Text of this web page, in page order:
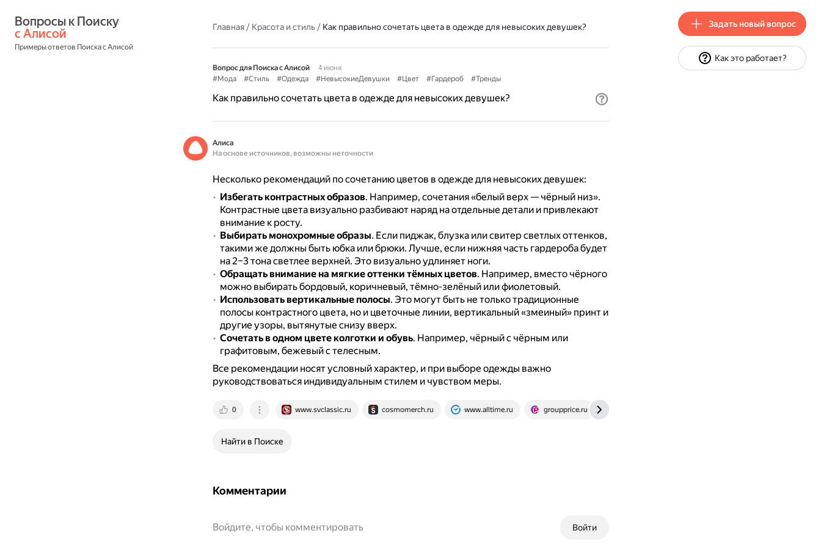
с Алисой
Примеры ответов Поиска с Алисой
Главная/ Красота и стиль/ Как правильно сочетать цвета в одежде для невысоких девушек?
Вопрос для Поиска с Алисой
4 июня
#Мода
#Стиль #Одежда #НевысокиеДевушки #Цвет #Гардероб #Тренды
Как правильно сочетать цвета в одежде для невысоких девушек?
Алиса
На основе источников, возможны неточности
Несколько рекомендаций по сочетанию цветов в одежде для невысоких девушек:
Избегать контрастных образов. Например, сочетания «белый верх — чёрный низ».
Контрастные цвета визуально разбивают наряд на отдельные детали и привлекают
внимание к росту.
Выбирать монохромные образы. Если пиджак, блузка или свитер светлых оттенков,
такими же должны быть юбка или брюки. Лучше, если нижняя часть гардероба будет
на 2–3 тона светлее верхней. Это визуально удлиняет ноги.
Обращать внимание на мягкие оттенки тёмных цветов. Например, вместо чёрного
можно выбирать бордовый, коричневый, тёмно-зелёный или фиолетовый.
Использовать вертикальные полосы. Это могут быть не только традиционные
полосы контрастного цвета, но и цветочные линии, вертикальный «змеиный» принт и
другие узоры, вытянутые снизу вверх.
Сочетать в одном цвете колготки и обувь. Например, чёрный с чёрным или
графитовым, бежевый с телесным.
Все рекомендации носят условный характер, и при выборе одежды важно
руководствоваться индивидуальным стилем и чувством меры.
0 www.svclassic.ru cosmomerch.ru www.alltime.ru groupprice.ru
Найти в Поиске
Комментарии
Войти
Войдите, чтобы комментировать
Задать новый вопрос
Как это работает?